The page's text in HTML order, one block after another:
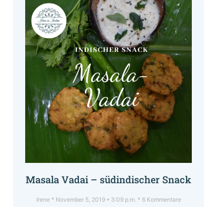
Masala Vadai – südindischer Snack
Irene November 5, 2019 3:09 p.m. 6 Kommentare